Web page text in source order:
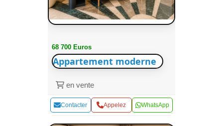
68 700 Euros
Appartement moderne
en vente
Contacter Appelez WhatsApp